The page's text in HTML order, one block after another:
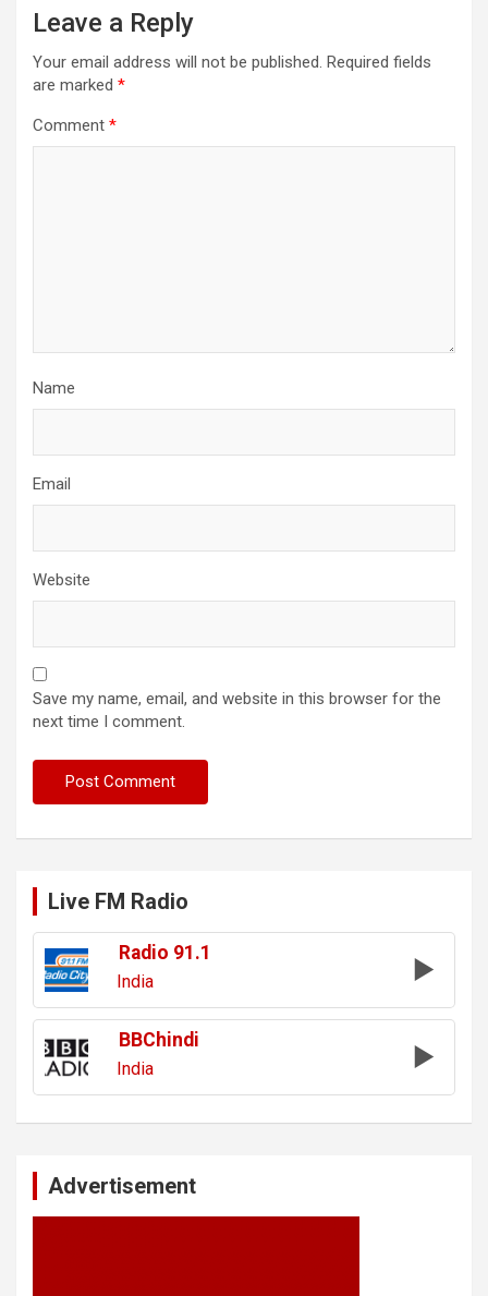
Leave a Reply
Your email address will not be published. Required fields
are marked *
Comment *
Name
Email
Website
Save my name, email, and website in this browser for the
next time I comment.
Live FM Radio
Radio 91.1
India
BBChindi
India
Advertisement